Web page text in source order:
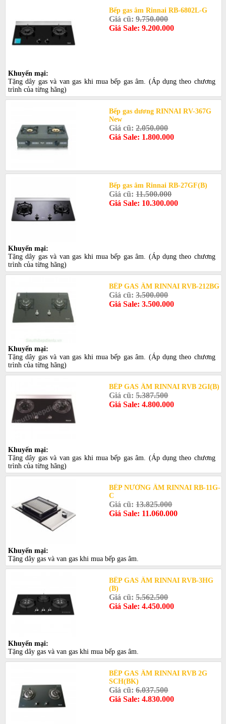
Bếp gas âm Rinnai RB-6802L-G
Giá cũ:9.750.000
Giá Sale: 9.200.000
Khuyến mại:
Tặng dây gas và van gas khi mua bếp gas âm. (Áp dụng theo chương
trình của từng hãng)
Bếp gas dương RINNAI RV-367G
New
Giá cũ:2.050.000
Giá Sale: 1.800.000
Bếp gas âm Rinnai RB-27GF(B)
Giá cũ:11.500.000
Giá Sale: 10.300.000
Khuyến mại:
Tặng dây gas và van gas khi mua bếp gas âm. (Áp dụng theo chương
trình của từng hãng)
BẾP GAS ÂM RINNAI RVB-212BG
Giá cũ:3.500.000
Giá Sale: 3.500.000
Khuyến mại:
Tặng dây gas và van gas khi mua bếp gas âm. (Áp dụng theo chương
trình của từng hãng)
BẾP GAS ÂM RINNAI RVB 2GI(B)
Giá cũ:5.387.500
Giá Sale: 4.800.000
Khuyến mại:
Tặng dây gas và van gas khi mua bếp gas âm. (Áp dụng theo chương
trình của từng hãng)
BẾP NƯỚNG ÂM RINNAI RB-11G-
C
Giá cũ:13.825.000
Giá Sale: 11.060.000
Khuyến mại:
Tặng dây gas và van gas khi mua bếp gas âm.
BẾP GAS ÂM RINNAI RVB-3HG
(B)
Giá cũ:5.562.500
Giá Sale: 4.450.000
Khuyến mại:
Tặng dây gas và van gas khi mua bếp gas âm.
BẾP GAS ÂM RINNAI RVB 2G
SCH(BK)
Giá cũ:6.037.500
Giá Sale: 4.830.000